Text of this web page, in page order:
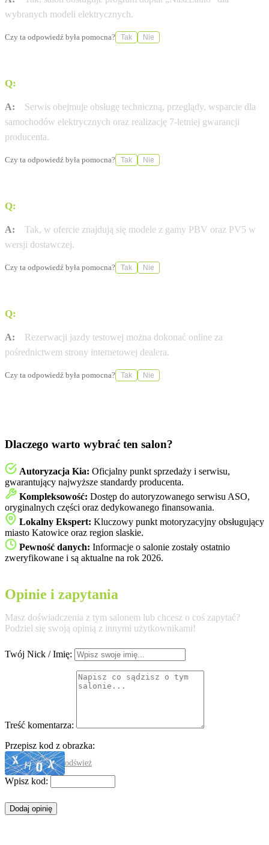
wybranych modeli elektrycznych.
Czy ta odpowiedź była pomocna? Tak Nie
Q:
A:
Serwis obejmuje obsługę techniczną, przeglądy, wsparcie dla
samochodów elektrycznych oraz realizację 7-letniej gwarancji
producenta.
Czy ta odpowiedź była pomocna? Tak Nie
Q:
A:
Tak, w ofercie znajdują się modele z gamy PBV oraz PV5 w
wersji dostawczej.
Czy ta odpowiedź była pomocna? Tak Nie
Q:
A:
Rezerwacji jazdy testowej można dokonać online za
pośrednictwem strony internetowej dealera.
Czy ta odpowiedź była pomocna? Tak Nie
Dlaczego warto wybrać ten salon?
Autoryzacja Kia: Oficjalny punkt sprzedaży i serwisu,
gwarantujący najwyższe standardy producenta.
Kompleksowość: Dostęp do autoryzowanego serwisu ASO,
oryginalnych części oraz dedykowanego finansowania.
Lokalny Ekspert: Kluczowy punkt motoryzacyjny obsługujący
miasto Katowice oraz region slaskie.
Pewność danych: Informacje o salonie zostały ostatnio
zweryfikowane i są aktualne na rok 2026.
Opinie i zapytania
Masz doświadczenia z tym salonem lub chcesz o coś zapytać?
Podziel się swoją opinią z innymi użytkownikami!
Twój Nick / Imię:
Treść komentarza:
Przepisz kod z obrazka:
odśwież
Wpisz kod: